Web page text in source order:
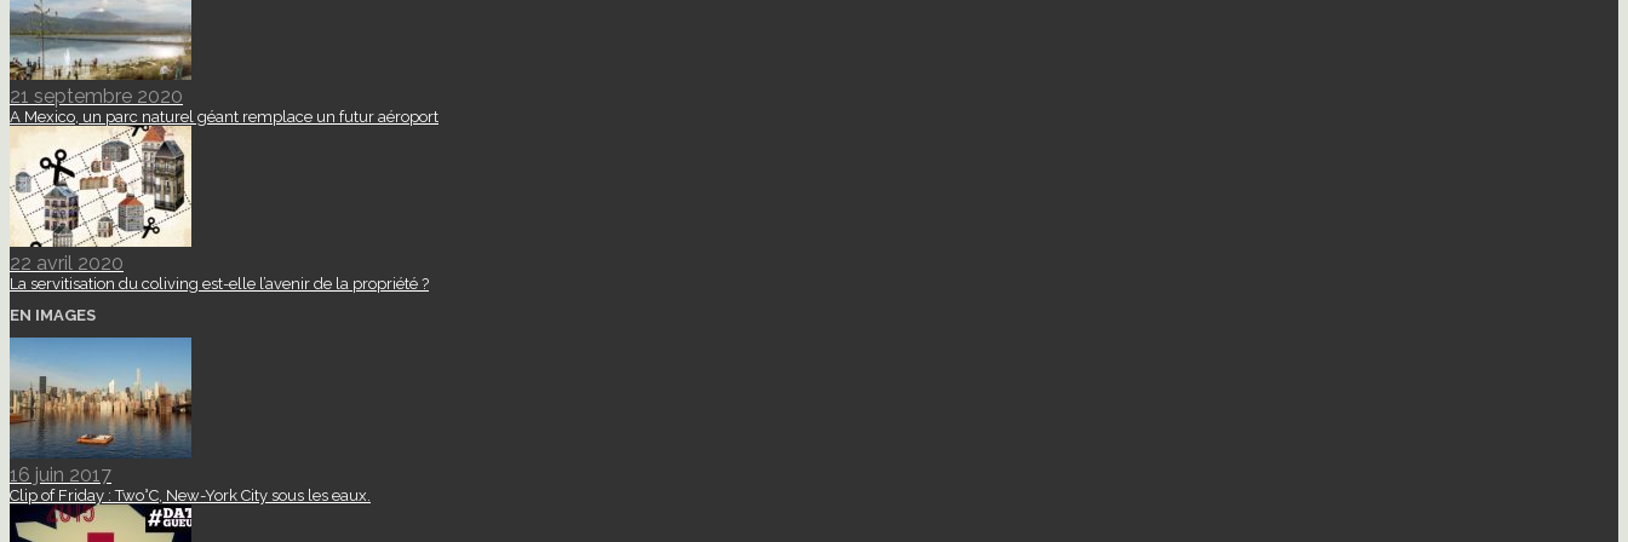
21 septembre 2020
A Mexico, un parc naturel géant remplace un futur aéroport
22 avril 2020
La servitisation du coliving est-elle l’avenir de la propriété ?
EN IMAGES
16 juin 2017
Clip of Friday : Two°C, New-York City sous les eaux.